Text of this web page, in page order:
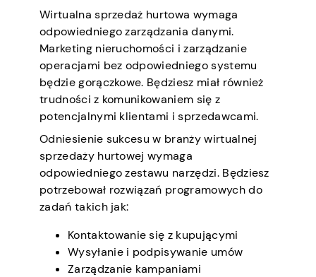
Wirtualna sprzedaż hurtowa wymaga
odpowiedniego zarządzania danymi.
Marketing nieruchomości i zarządzanie
operacjami bez odpowiedniego systemu
będzie gorączkowe. Będziesz miał również
trudności z komunikowaniem się z
potencjalnymi klientami i sprzedawcami.
Odniesienie sukcesu w branży wirtualnej
sprzedaży hurtowej wymaga
odpowiedniego zestawu narzędzi. Będziesz
potrzebował rozwiązań programowych do
zadań takich jak:
Kontaktowanie się z kupującymi
Wysyłanie i podpisywanie umów
Zarządzanie kampaniami